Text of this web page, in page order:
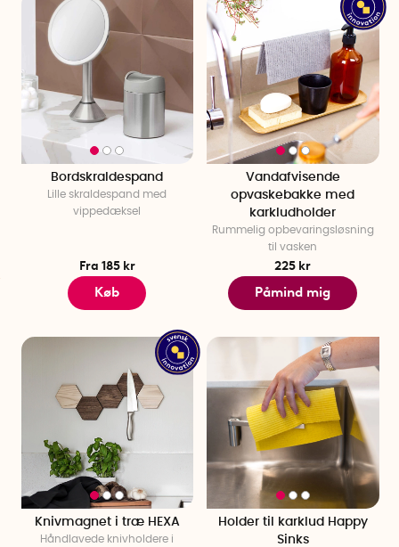
Bordskraldespand
Lille skraldespand med
vippedæksel
Fra 185 kr
Køb
Vandafvisende
opvaskebakke med
karkludholder
Rummelig opbevaringsløsning
til vasken
225 kr
Påmind mig
Knivmagnet i træ HEXA
Håndlavede knivholdere i
Holder til karklud Happy
Sinks